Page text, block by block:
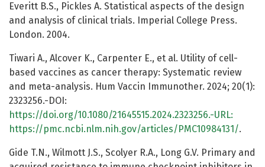
Everitt B.S., Pickles A. Statistical aspects of the design
and analysis of clinical trials. Imperial College Press.
London. 2004.
Tiwari A., Alcover K., Carpenter E., et al. Utility of cell-
based vaccines as cancer therapy: Systematic review
and meta-analysis. Hum Vaccin Immunother. 2024; 20(1):
2323256.-DOI:
https://doi.org/10.1080/21645515.2024.2323256.-URL:
https://pmc.ncbi.nlm.nih.gov/articles/PMC10984131/.
Gide T.N., Wilmott J.S., Scolyer R.A., Long G.V. Primary and